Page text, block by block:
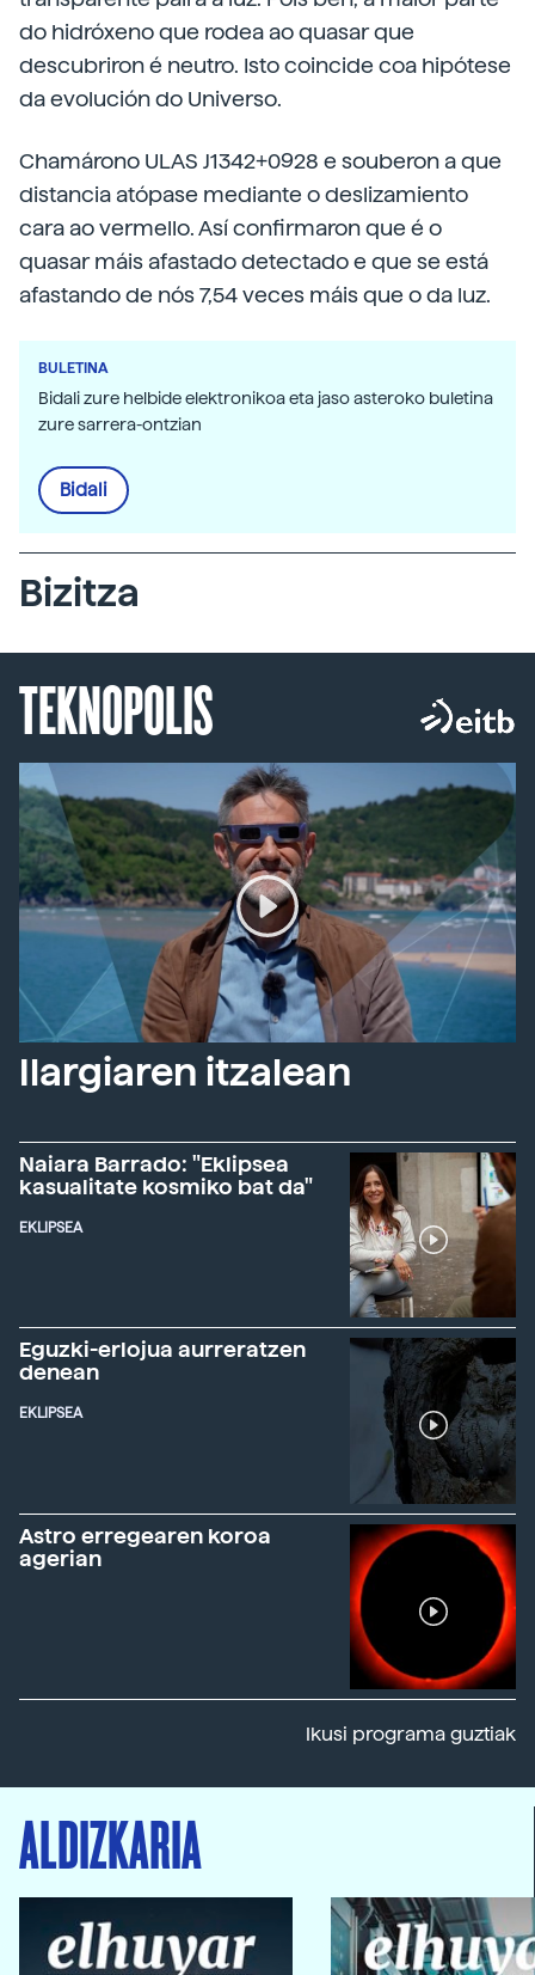
do hidróxeno que rodea ao quasar que
descubriron é neutro. Isto coincide coa hipótese
da evolución do Universo.
Chamárono ULAS J1342+0928 e souberon a que
distancia atópase mediante o deslizamiento
cara ao vermello. Así confirmaron que é o
quasar máis afastado detectado e que se está
afastando de nós 7,54 veces máis que o da luz.
BULETINA
Bidali zure helbide elektronikoa eta jaso asteroko buletina
zure sarrera-ontzian
Bidali
Bizitza
TEKNOPOLIS
Ilargiaren itzalean
Naiara Barrado: "Eklipsea
kasualitate kosmiko bat da"
EKLIPSEA
Eguzki-erlojua aurreratzen
denean
EKLIPSEA
Astro erregearen koroa
agerian
Ikusi programa guztiak
ALDIZKARIA